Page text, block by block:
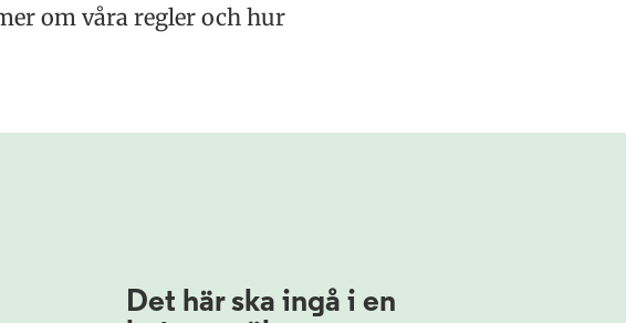
om våra regler och hur
Det här ska ingå i en